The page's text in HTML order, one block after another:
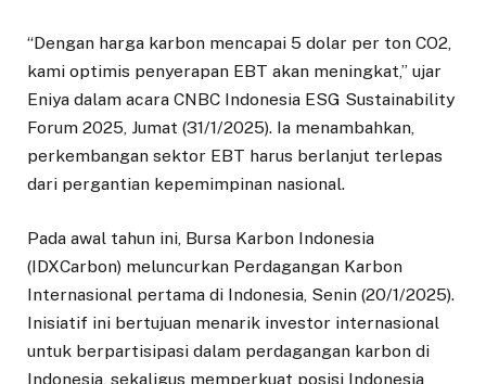
“Dengan harga karbon mencapai 5 dolar per ton CO2,
kami optimis penyerapan EBT akan meningkat,” ujar
Eniya dalam acara CNBC Indonesia ESG Sustainability
Forum 2025, Jumat (31/1/2025). Ia menambahkan,
perkembangan sektor EBT harus berlanjut terlepas
dari pergantian kepemimpinan nasional.
Pada awal tahun ini, Bursa Karbon Indonesia
(IDXCarbon) meluncurkan Perdagangan Karbon
Internasional pertama di Indonesia, Senin (20/1/2025).
Inisiatif ini bertujuan menarik investor internasional
untuk berpartisipasi dalam perdagangan karbon di
Indonesia, sekaligus memperkuat posisi Indonesia